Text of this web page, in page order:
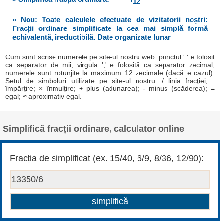
» Nou: Toate calculele efectuate de vizitatorii noștri:
Fracții ordinare simplificate la cea mai simplă formă
echivalentă, ireductibilă. Date organizate lunar
Cum sunt scrise numerele pe site-ul nostru web: punctul '.' e folosit
ca separator de mii; virgula ',' e folosită ca separator zecimal;
numerele sunt rotunjite la maximum 12 zecimale (dacă e cazul).
Setul de simboluri utilizate pe site-ul nostru: / linia fracției; :
împărțire; × înmulțire; + plus (adunarea); - minus (scăderea); =
egal; ≈ aproximativ egal.
Simplifică fracții ordinare, calculator online
Fracția de simplificat (ex. 15/40, 6/9, 8/36, 12/90):